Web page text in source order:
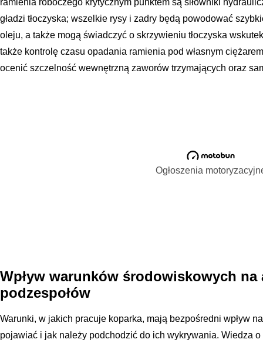
ramienia roboczego krytycznym punktem są siłowniki
gładzi tłoczyska; wszelkie rysy i zadry będą powodować
oleju, a także mogą świadczyć o skrzywieniu tłoczyska
także kontrolę czasu opadania ramienia pod własnym
ocenić szczelność wewnętrzną zaworów trzymających oraz
Ogłoszenia
Wpływ warunków środowiskowych na
podzespołów
Warunki, w jakich pracuje koparka, mają bezpośredni wpływ
pojawiać i jak należy podchodzić do ich wykrywania. Wiedza